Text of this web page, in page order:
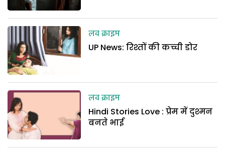
लव क्राइम
UP News: रिश्तों की कच्ची डोर
लव क्राइम
Hindi Stories Love : प्रेम में दुश्मन
बनते भाई